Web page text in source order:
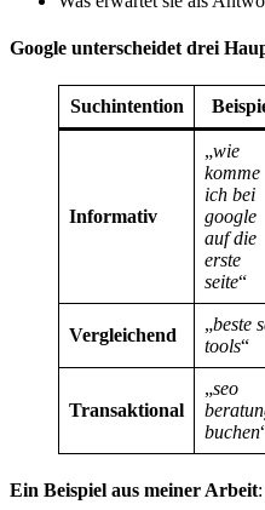
Google unterscheidet drei
Suchintention
Informativ
„wie
komme
ich bei
google
auf die
erste
seite“
Vergleichend
„beste
tools“
Transaktional
„seo
buchen
Ein Beispiel aus meiner Arbeit